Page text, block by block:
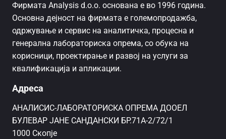
Фирмата Analysis d.o.o. основана е во 1996 година.
Основна дејност на фирмата е големопродажба,
одржување и сервис на аналитичка, процесна и
генерална лабораториска опрема, со обука на
корисници, проектирање и развој на услуги за
квалификација и апликации.
Адреса
AНАЛИСИС-ЛАБОРАТОРИСКА ОПРЕМА ДООЕЛ
БУЛЕВАР ЈАНЕ САНДАНСКИ БР.71А-2/72/1
1000 Скопје